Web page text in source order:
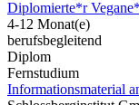
Diplomierte*r
4-12 Monat(e)
berufsbegleitend
Diplom
Fernstudium
Informationsmaterial